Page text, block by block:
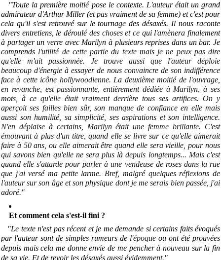
"Toute la première moitié pose le contexte. L'auteur était un grand
admirateur d'Arthur Miller (et pas vraiment de sa femme) et c'est pour
cela qu'il s'est retrouvé sur le tournage des désaxés. Il nous raconte
divers entretiens, le déroulé des choses et cequi l'amènera finalement
à partager un verre avec Marilyn à plusieurs reprises dans un bar. Je
comprends l'utilité de cette partie du texte mais je ne peux pas dire
qu'elle m'ait passionnée. Je trouve aussi que l'auteur déploie
beaucoup d'énergie à essayer de nous convaincre de son indifférence
face à cette icône hollywoodienne. La deuxième moitié de l'ouvrage,
en revanche, est passionnante, entièrement dédiée à Marilyn, à ses
mots, à ce qu'elle était vraiment derrière tous ses artifices. On y
aperçoit ses failles bien sûr, son manque de confiance en elle mais
aussi son humilité, sa simplicité, ses aspirations et son intelligence.
N'en déplaise à certains, Marilyn était une femme brillante. C'est
émouvant à plus d'un titre, quand elle se livre sur ce qu'elle aimerait
faire à 50 ans, ou elle aimerait être quand elle sera vieille, pour nous
qui savons bien qu'elle ne sera plus là depuis longtemps... Mais c'est
quand elle s'attarde pour parler à une vendeuse de roses dans la rue
que j'ai versé ma petite larme. Bref, malgré quelques réflexions de
l'auteur sur son âge et son physique dont je me serais bien passée, j'ai
adoré."
Et comment cela s'est-il fini ?
"Le texte n'est pas récent et je me demande si certains faits évoqués
par l'auteur sont de simples rumeurs de l'époque ou ont été prouvées
depuis mais cela me donne envie de me pencher à nouveau sur la fin
de sa vie. Et de revoir les désaxés aussi évidemment."